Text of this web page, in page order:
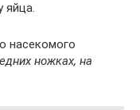
яйца.
насекомого
ножках, на